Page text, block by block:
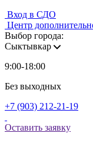
Вход в СДО
Центр
Выбор города:
Сыктывкар
9:00-18:00
Без выходных
+7 (903) 212-21-19
Оставить заявку